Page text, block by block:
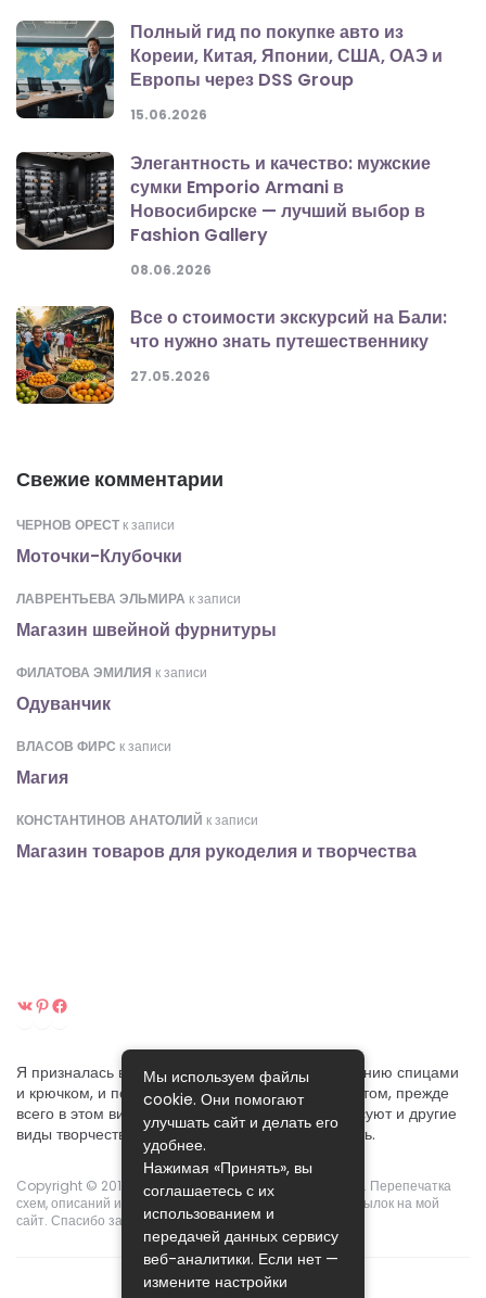
Полный гид по покупке авто из
Кореии, Китая, Японии, США, ОАЭ и
Европы через DSS Group
15.06.2026
Элегантность и качество: мужские
сумки Emporio Armani в
Новосибирске — лучший выбор в
Fashion Gallery
08.06.2026
Все о стоимости экскурсий на Бали:
что нужно знать путешественнику
27.05.2026
Свежие комментарии
ЧЕРНОВ ОРЕСТ к записи
Моточки-Клубочки
ЛАВРЕНТЬЕВА ЭЛЬМИРА к записи
Магазин швейной фурнитуры
ФИЛАТОВА ЭМИЛИЯ к записи
Одуванчик
ВЛАСОВ ФИРС к записи
Магия
КОНСТАНТИНОВ АНАТОЛИЙ к записи
Магазин товаров для рукоделия и творчества
ВКонтакте
Pinterest
Я призналась вам в своей любви к ручному вязанию спицами
и крючком, и постараюсь поделиться своим опытом, прежде
всего в этом виде рукоделия. Хотя меня интересуют и другие
виды творчества, которые я собираюсь осваивать.
Copyright © 2015-2024.Pikoclub. Права защищены ©. Перепечатка
схем, описаний и фотографий возможны с указанием ссылок на мой
сайт. Спасибо за понимание!
Мы используем файлы
cookie. Они помогают
улучшать сайт и делать его
удобнее.
Нажимая «Принять», вы
соглашаетесь с их
использованием и
передачей данных сервису
веб-аналитики. Если нет —
измените настройки